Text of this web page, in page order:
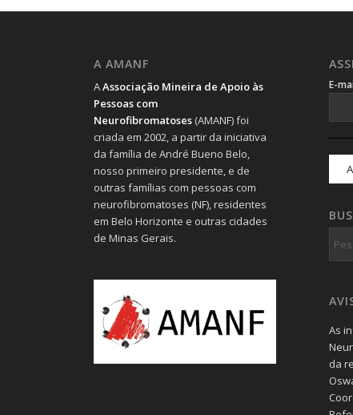
A AMANF
AAssociação Mineira de Apoio às
Pessoas com
Neurofibromatoses (AMANF) foi
criada em 2002, a partir da iniciativa
da família de André Bueno Belo,
nosso primeiro presidente, e de
outras famílias com pessoas com
neurofibromatoses (NF), residentes
em Belo Horizonte e outras cidades
de Minas Gerais.
E-
As
da